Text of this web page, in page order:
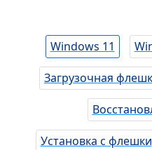
Windows 11
Загрузочная
Установка с флешки